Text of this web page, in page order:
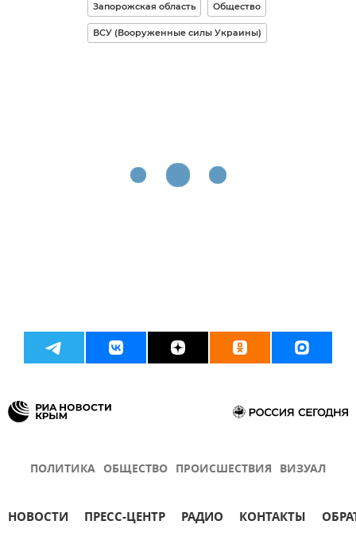
Запорожская область Общество
ВСУ (Вооруженные силы Украины)
ПОЛИТИКА ОБЩЕСТВО ПРОИСШЕСТВИЯ ВИЗУАЛ
НОВОСТИ ПРЕСС-ЦЕНТР РАДИО КОНТАКТЫ